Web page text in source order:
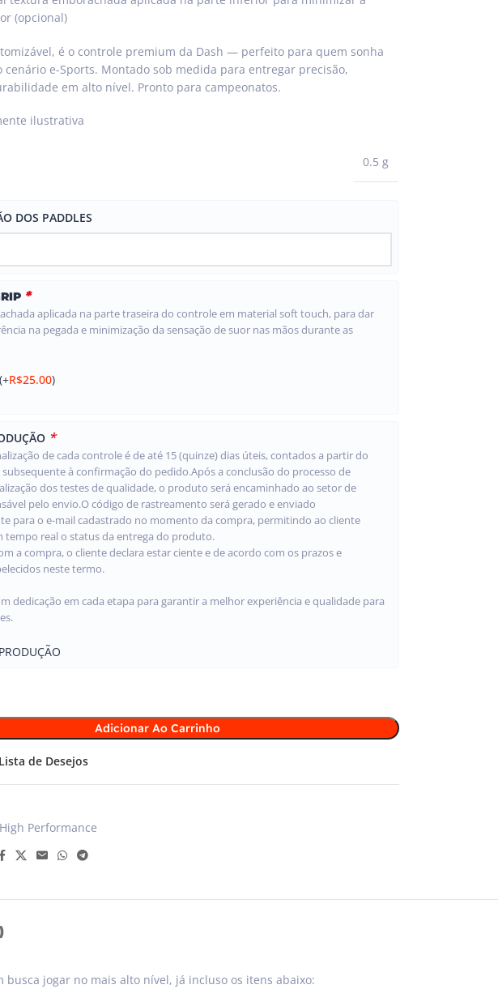
(opcional)
é o controle premium da Dash — perfeito para quem sonha
cenário e-Sports. Montado sob medida para entregar precisão,
em alto nível. Pronto para campeonatos.
0.5 g
DOS PADDLES
*
aplicada na parte traseira do controle em material soft touch, para dar
na pegada e minimização da sensação de suor nas mãos durante as
(+R$25.00)
*
de cada controle é de até 15 (quinze) dias úteis, contados a partir do
à confirmação do pedido.Após a conclusão do processo de
dos testes de qualidade, o produto será encaminhado ao setor de
pelo envio.O código de rastreamento será gerado e enviado
para o e-mail cadastrado no momento da compra, permitindo ao cliente
tempo real o status da entrega do produto.
a compra, o cliente declara estar ciente e de acordo com os prazos e
neste termo.
dedicação em cada etapa para garantir a melhor experiência e qualidade para
Adicionar Ao Carrinho
de Desejos
Performance
jogar no mais alto nível, já incluso os itens abaixo: